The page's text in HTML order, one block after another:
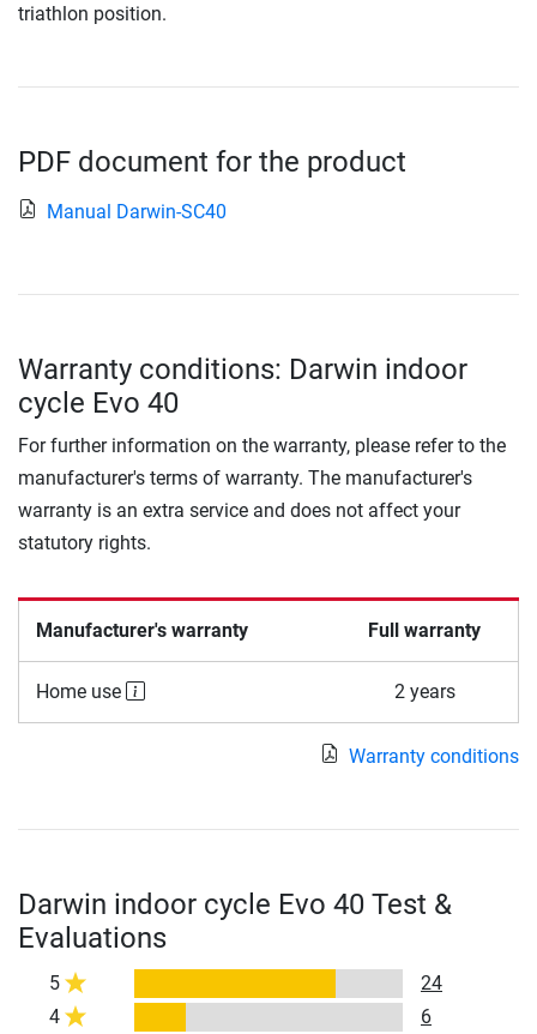
triathlon position.
PDF document for the product
Manual Darwin-SC40
Warranty conditions: Darwin indoor
cycle Evo 40
For further information on the warranty, please refer to the
manufacturer's terms of warranty. The manufacturer's
warranty is an extra service and does not affect your
statutory rights.
Manufacturer's warranty Full warranty
Home use 2 years
Warranty conditions
Darwin indoor cycle Evo 40 Test &
Evaluations
5
24
4
6